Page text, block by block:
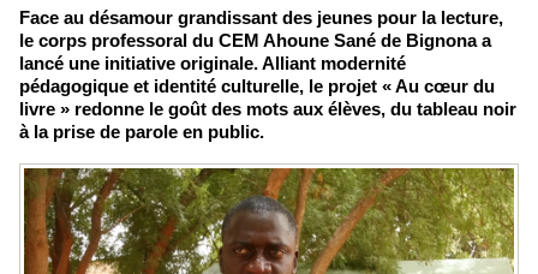
Face au désamour grandissant des jeunes pour la lecture,
le corps professoral du CEM Ahoune Sané de Bignona a
lancé une initiative originale. Alliant modernité
pédagogique et identité culturelle, le projet « Au cœur du
livre » redonne le goût des mots aux élèves, du tableau noir
à la prise de parole en public.